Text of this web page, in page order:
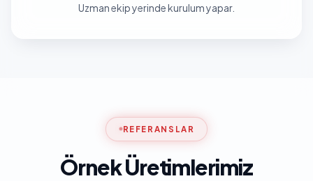
Uzman ekip yerinde kurulum yapar.
REFERANSLAR
Örnek Üretimlerimiz